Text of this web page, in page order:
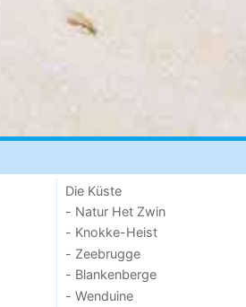
Die Küste
- Natur Het Zwin
- Knokke-Heist
- Zeebrugge
- Blankenberge
- Wenduine